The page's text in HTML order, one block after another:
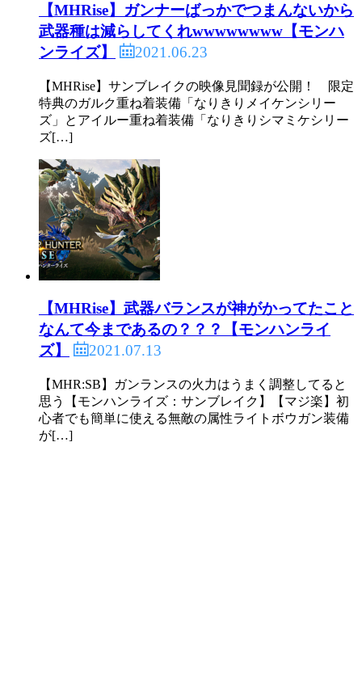
【MHRise】ガンナーばっかでつまんないから
武器種は減らしてくれwwwwwwww【モンハ
ンライズ】
2021.06.23
【MHRise】サンブレイクの映像見聞録が公開！ 限定
特典のガルク重ね着装備「なりきりメイケンシリー
ズ」とアイルー重ね着装備「なりきりシマミケシリー
ズ[…]
【MHRise】武器バランスが神がかってたこと
なんて今まであるの？？？【モンハンライ
ズ】
2021.07.13
【MHR:SB】ガンランスの火力はうまく調整してると
思う【モンハンライズ：サンブレイク】【マジ楽】初
心者でも簡単に使える無敵の属性ライトボウガン装備
が[…]